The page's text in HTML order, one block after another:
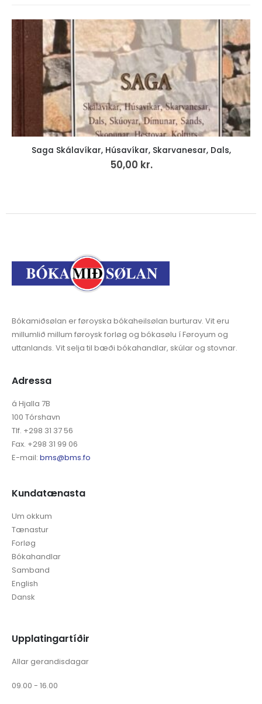
rura, rura · impressions · in a field
199,00
Bókamiðsølan er føroyska bókaheilsølan burturav. Vit eru
millumlið millum føroysk forløg og bókasølu í Føroyum og
uttanlands. Vit selja til bæði bókahandlar, skúlar og stovnar.
Adressa
á Hjalla 7B
100 Tórshavn
Tlf. +298 31 37 56
Fax. +298 31 99 06
E-mail: bms@bms.fo
Kundatænasta
Um okkum
Tænastur
Forløg
Bókahandlar
Samband
English
Dansk
Upplatingartíðir
Allar gerandisdagar
09.00 - 16.00